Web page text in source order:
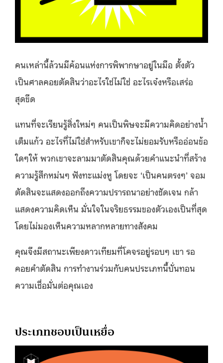
คนเหล่านี้ล้วนมีค้อนแห่งการพิพากษาอยู่ในมือ ตั้งตัว
เป็นศาลคอยตัดสินว่าอะไรใช่ไม่ใช่ อะไรเจ๋งหรือเสร่อ
สุดขีด
แทนที่จะเรียนรู้สิ่งใหม่ๆ คนเป็นพิษจะมีความคิดอย่างน้ำ
เต็มแก้ว อะไรที่ไม่ใช่สำหรับเขาก็จะไม่ยอมรับหรืออ่อนข้อ
ใดๆให้ พวกเขาจะลามมาตัดสินคุณด้วยคำแนะนำที่สร้าง
ความรู้สึกหม่นๆ ฟังทะแม่งหู โดยจะ ‘เป็นคนตรงๆ’ จอม
ตัดสินจะแสดงออกถึงความปรารถนาอย่างชัดเจน กล้า
แสดงความคิดเห็น มั่นใจในจริยธรรมของตัวเองเป็นที่สุด
โดยไม่มองเห็นความหลากหลายทางสังคม
คุณจึงมีสถานะเพียงดาวเทียมที่โคจรอยู่รอบๆ เขา รอ
คอยคำตัดสิน การทำงานร่วมกับคนประเภทนี้บั่นทอน
ความเชื่อมั่นต่อคุณเอง
ประเภทชอบเป็นเหยื่อ